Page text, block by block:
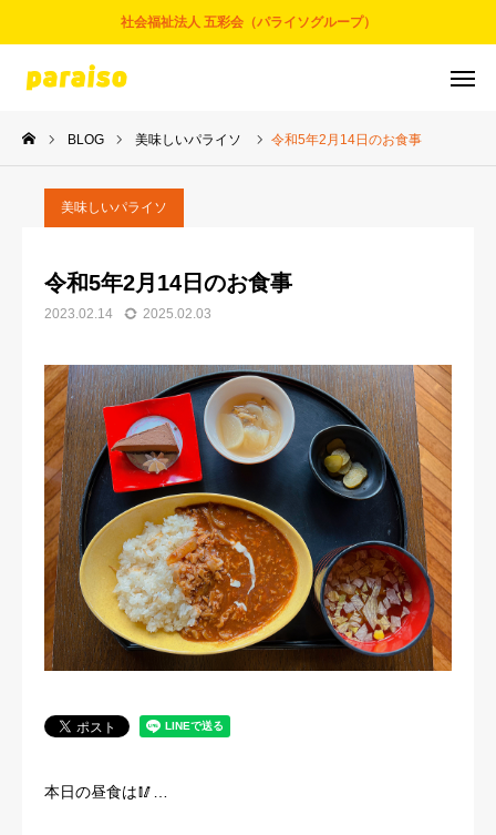
社会福祉法人 五彩会（パライソグループ）
BLOG 美味しいパライソ 令和5年2月14日のお食事
美味しいパライソ
令和5年2月14日のお食事
2023.02.14 2025.02.03
本日の昼食は🥢…
お問合せ サービスについて
アクセス
事業とサービス
お知らせ
パライソブログ
スタッフ紹介
法人概要